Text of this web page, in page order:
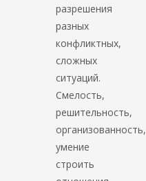
разрешения
разных
конфликтных,
сложных
ситуаций.
Смелость,
решительность,
организованность,
умение
строить